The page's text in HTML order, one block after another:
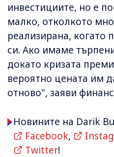
инвестициите, но е
малко, отколкото
реализирана, когато
си. Ако имаме
докато кризата
вероятно цената им
отново", заяви
Новините на Darik
Facebook,
Twitter!